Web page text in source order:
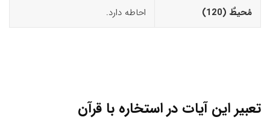
مُحیطٌ (120)‏
احاطه دارد.
تعبیر این آیات در استخاره با قرآن